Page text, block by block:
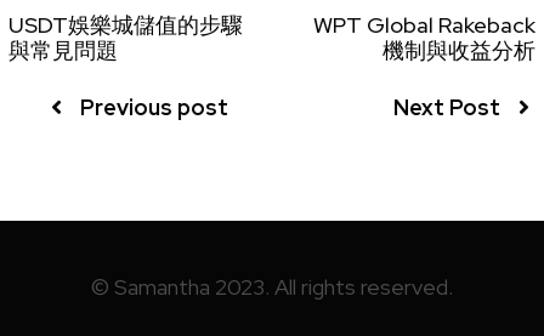
USDT娛樂城儲值的步驟
與常見問題
Previous post
WPT Global Rakeback
機制與收益分析
Next Post
© Samantha 2023. All rights reserved.